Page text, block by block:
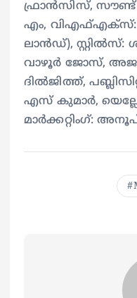
ഫ്രാൻസിസ്,
എം, വിഎഫ്എക്സ്:
ലാന്‍ഡ്‌), സ്റ്റിൽസ്:
വാഴൂര്‍ ജോസ്,
ദില്‍ജിത്ത്,
എസ് കുമാർ,
മാര്‍ക്കറ്റിംഗ്: